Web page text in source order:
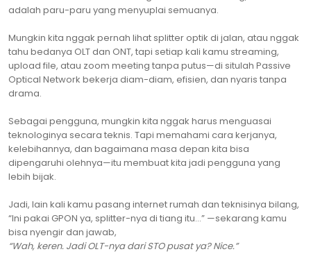
adalah paru-paru yang menyuplai semuanya.
Mungkin kita nggak pernah lihat splitter optik di jalan, atau nggak
tahu bedanya OLT dan ONT, tapi setiap kali kamu streaming,
upload file, atau zoom meeting tanpa putus—di situlah Passive
Optical Network bekerja diam-diam, efisien, dan nyaris tanpa
drama.
Sebagai pengguna, mungkin kita nggak harus menguasai
teknologinya secara teknis. Tapi memahami cara kerjanya,
kelebihannya, dan bagaimana masa depan kita bisa
dipengaruhi olehnya—itu membuat kita jadi pengguna yang
lebih bijak.
Jadi, lain kali kamu pasang internet rumah dan teknisinya bilang,
“Ini pakai GPON ya, splitter-nya di tiang itu…” —sekarang kamu
bisa nyengir dan jawab,
“Wah, keren. Jadi OLT-nya dari STO pusat ya? Nice.”